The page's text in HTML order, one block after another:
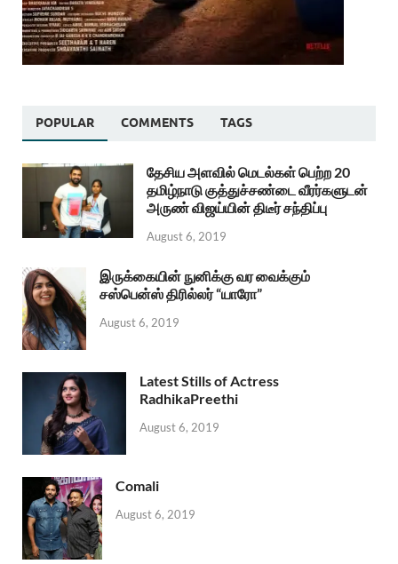
POPULAR COMMENTS TAGS
தேசிய அளவில் மெடல்கள் பெற்ற 20
தமிழ்நாடு குத்துச்சண்டை வீரர்களுடன்
அருண் விஜய்யின் திடீர் சந்திப்பு
August 6, 2019
இருக்கையின் நுனிக்கு வர வைக்கும்
சஸ்பென்ஸ் திரில்லர் “யாரோ”
August 6, 2019
Latest Stills of Actress
RadhikaPreethi
August 6, 2019
Comali
August 6, 2019